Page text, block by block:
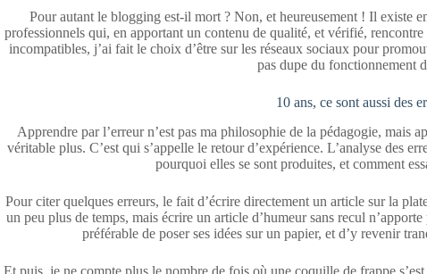
Pour autant le blogging est-il mort ? Non, et heureusement ! Il existe
professionnels qui, en apportant un contenu de qualité, et vérifié,
incompatibles, j’ai fait le choix d’être sur les réseaux sociaux pour
pas dupe du fonctionnement
10 ans, ce sont aussi des
Apprendre par l’erreur n’est pas ma philosophie de la pédagogie, mais
véritable plus. C’est qui s’appelle le retour d’expérience. L’analyse des
pourquoi elles se sont produites, et comment
Pour citer quelques erreurs, le fait d’écrire directement un article sur la
un peu plus de temps, mais écrire un article d’humeur sans recul
préférable de poser ses idées sur un papier, et d’y revenir
Et puis, je ne compte plus le nombre de fois où une coquille de frappe